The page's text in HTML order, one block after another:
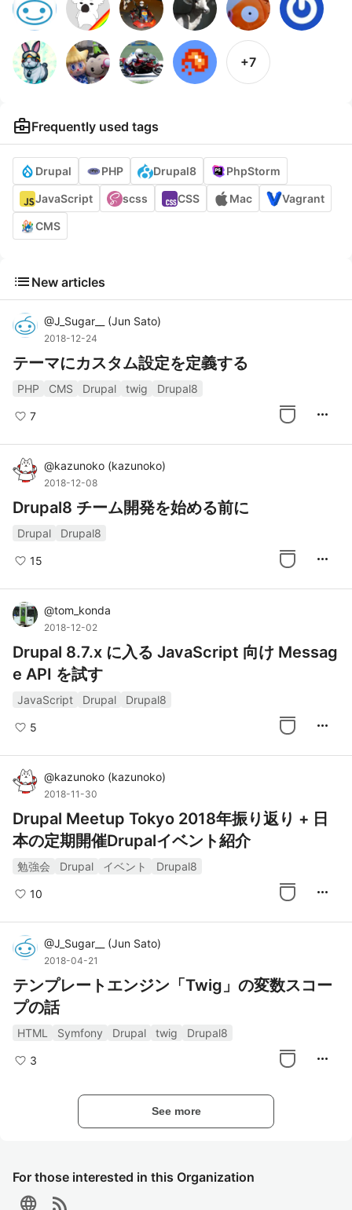
For those interested in this Organization
language rss_feed
+7
business_centerFrequently used tags
Drupal PHP Drupal8 PhpStorm
JavaScript scss CSS Mac Vagrant
CMS
list New articles
@J_Sugar__ (Jun Sato)
2018-12-24
テーマにカスタム設定を定義する
PHP CMS Drupal twig Drupal8
7 more_horiz
@kazunoko (kazunoko)
2018-12-08
Drupal8 チーム開発を始める前に
Drupal Drupal8
15 more_horiz
@tom_konda
2018-12-02
Drupal 8.7.x に入る JavaScript 向け Messag
e API を試す
JavaScript Drupal Drupal8
5 more_horiz
@kazunoko (kazunoko)
2018-11-30
Drupal Meetup Tokyo 2018年振り返り + 日
本の定期開催Drupalイベント紹介
勉強会 Drupal イベント Drupal8
10 more_horiz
@J_Sugar__ (Jun Sato)
2018-04-21
テンプレートエンジン「Twig」の変数スコー
プの話
HTML Symfony Drupal twig Drupal8
3 more_horiz
See more